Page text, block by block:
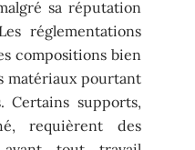
sa réputation
réglementations
compositions bien
matériaux pourtant
Certains supports,
requièrent des